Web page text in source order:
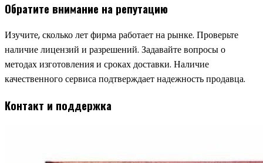
Обратите внимание на репутацию
Изучите, сколько лет фирма работает на рынке. Проверьте
наличие лицензий и разрешений. Задавайте вопросы о
методах изготовления и сроках доставки. Наличие
качественного сервиса подтверждает надежность продавца.
Контакт и поддержка